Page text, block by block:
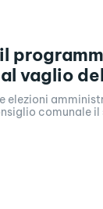
vaglio
elezioni
comunale